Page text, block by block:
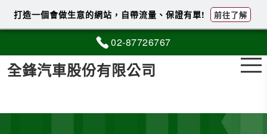
02-87726767
全鋒汽車股份有限公司
打造一個會做生意的網站，自帶流量、保證有單! 前往了解